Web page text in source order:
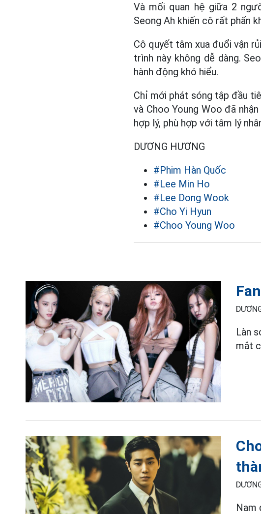
Và mối quan hệ giữa 2
Seong Ah khiến cô rất phấn
Cô quyết tâm xua đuổi vận
trình này không dễ dàng.
hành động khó hiểu.
Chỉ mới phát sóng tập đầu
và Choo Young Woo đã
hợp lý, phù hợp với tâm lý
DƯƠNG HƯƠNG
#Phim Hàn Quốc
#Lee Min Ho
#Lee Dong Wook
#Cho Yi Hyun
#Choo Young Woo
Làn
mắt
Nam